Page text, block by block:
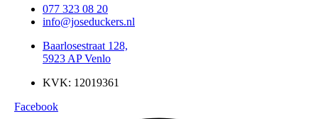
077 323 08 20
info@joseduckers.nl
Baarlosestraat 128,
5923 AP Venlo
KVK: 12019361
Facebook